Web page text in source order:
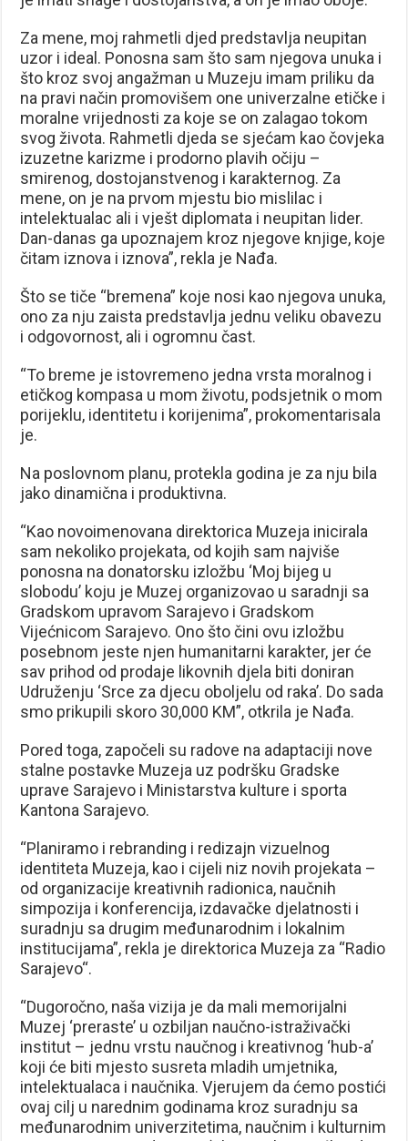
Za mene, moj rahmetli djed predstavlja neupitan
uzor i ideal. Ponosna sam što sam njegova unuka i
što kroz svoj angažman u Muzeju imam priliku da
na pravi način promovišem one univerzalne etičke i
moralne vrijednosti za koje se on zalagao tokom
svog života. Rahmetli djeda se sjećam kao čovjeka
izuzetne karizme i prodorno plavih očiju –
smirenog, dostojanstvenog i karakternog. Za
mene, on je na prvom mjestu bio mislilac i
intelektualac ali i vješt diplomata i neupitan lider.
Dan-danas ga upoznajem kroz njegove knjige, koje
čitam iznova i iznova”, rekla je Nađa.
Što se tiče “bremena” koje nosi kao njegova unuka,
ono za nju zaista predstavlja jednu veliku obavezu
i odgovornost, ali i ogromnu čast.
“To breme je istovremeno jedna vrsta moralnog i
etičkog kompasa u mom životu, podsjetnik o mom
porijeklu, identitetu i korijenima”, prokomentarisala
je.
Na poslovnom planu, protekla godina je za nju bila
jako dinamična i produktivna.
“Kao novoimenovana direktorica Muzeja inicirala
sam nekoliko projekata, od kojih sam najviše
ponosna na donatorsku izložbu ‘Moj bijeg u
slobodu’ koju je Muzej organizovao u saradnji sa
Gradskom upravom Sarajevo i Gradskom
Vijećnicom Sarajevo. Ono što čini ovu izložbu
posebnom jeste njen humanitarni karakter, jer će
sav prihod od prodaje likovnih djela biti doniran
Udruženju ‘Srce za djecu oboljelu od raka’. Do sada
smo prikupili skoro 30,000 KM”, otkrila je Nađa.
Pored toga, započeli su radove na adaptaciji nove
stalne postavke Muzeja uz podršku Gradske
uprave Sarajevo i Ministarstva kulture i sporta
Kantona Sarajevo.
“Planiramo i rebranding i redizajn vizuelnog
identiteta Muzeja, kao i cijeli niz novih projekata –
od organizacije kreativnih radionica, naučnih
simpozija i konferencija, izdavačke djelatnosti i
suradnju sa drugim međunarodnim i lokalnim
institucijama”, rekla je direktorica Muzeja za “Radio
Sarajevo“.
“Dugoročno, naša vizija je da mali memorijalni
Muzej ‘preraste’ u ozbiljan naučno-istraživački
institut – jednu vrstu naučnog i kreativnog ‘hub-a’
koji će biti mjesto susreta mladih umjetnika,
intelektualaca i naučnika. Vjerujem da ćemo postići
ovaj cilj u narednim godinama kroz suradnju sa
međunarodnim univerzitetima, naučnim i kulturnim